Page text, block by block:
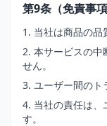
第9条（免責事項
1. 当社は商品の品
2. 本サービスの中
せん。
3. ユーザー間のト
4. 当社の責任は、
す。